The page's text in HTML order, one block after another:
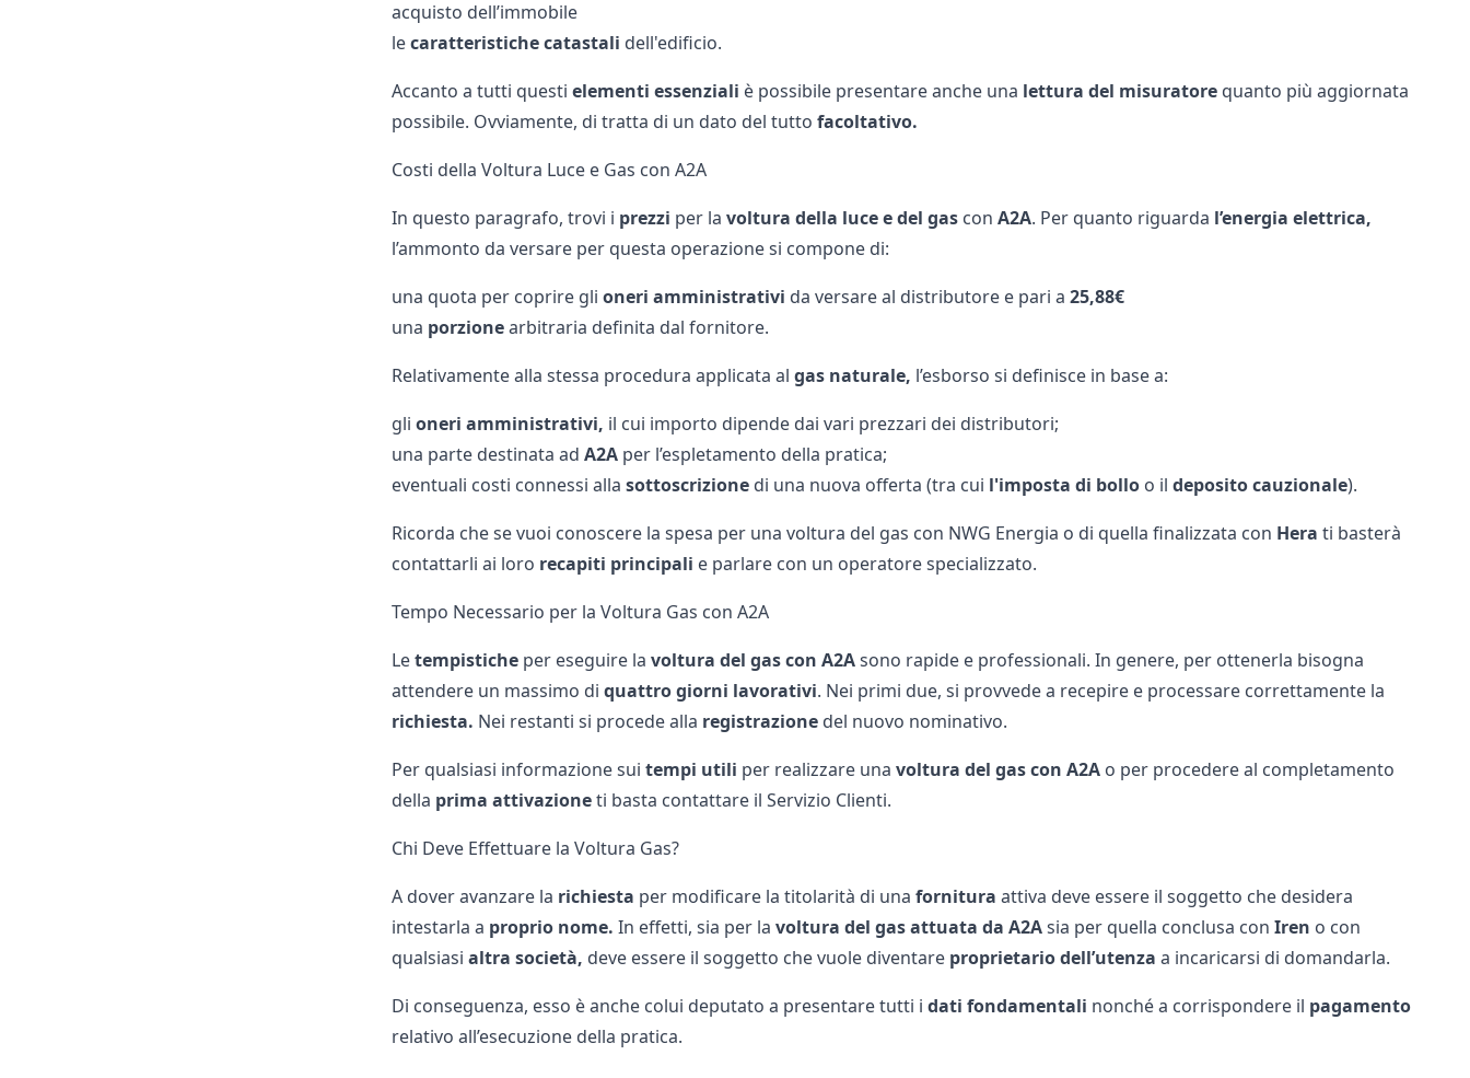
acquisto dell’immobile
lecaratteristiche catastali dell'edificio.
Accanto a tutti questi elementi essenziali è possibile presentare anche una lettura del misuratorequanto più aggiornata
possibile. Ovviamente, di tratta di un dato del tutto facoltativo.
Costi della Voltura Luce e Gas con A2A
In questo paragrafo, trovi i prezzi per la voltura della luce e del gascon A2A. Per quanto riguarda l’energia elettrica,
l’ammonto da versare per questa operazione si compone di:
una quota per coprire gli oneri amministrativi da versare al distributore e pari a 25,88€
una porzionearbitraria definita dal fornitore.
Relativamente alla stessa procedura applicata al gas naturale, l’esborso si definisce in base a:
gli oneri amministrativi, il cui importo dipende dai vari prezzari dei distributori;
una parte destinata ad A2Aper l’espletamento della pratica;
eventuali costi connessi alla sottoscrizionedi una nuova offerta (tra cui l'imposta di bolloo il deposito cauzionale).
Ricorda che se vuoi conoscere la spesa per una voltura del gas con NWG Energia o di quella finalizzata con Hera ti basterà
contattarli ai loro recapiti principali e parlare con un operatore specializzato.
Tempo Necessario per la Voltura Gas con A2A
Letempisticheper eseguire la voltura del gas con A2Asono rapide e professionali. In genere, per ottenerla bisogna
attendere un massimo di quattro giorni lavorativi. Nei primi due, si provvede a recepire e processare correttamente la
richiesta. Nei restanti si procede alla registrazionedel nuovo nominativo.
Per qualsiasi informazione sui tempi utili per realizzare una voltura del gas con A2Ao per procedere al completamento
della prima attivazioneti basta contattare il Servizio Clienti.
Chi Deve Effettuare la Voltura Gas?
A dover avanzare la richiesta per modificare la titolarità di una fornitura attiva deve essere il soggetto che desidera
intestarla a proprio nome. In effetti, sia per la voltura del gas attuata da A2Asia per quella conclusa con Iren o con
qualsiasi altra società, deve essere il soggetto che vuole diventare proprietario dell’utenza a incaricarsi di domandarla.
Di conseguenza, esso è anche colui deputato a presentare tutti i dati fondamentali nonché a corrispondere il pagamento
relativo all’esecuzione della pratica.